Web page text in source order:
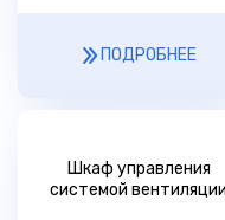
ПОДРОБНЕЕ
Шкаф управления
системой вентиляции